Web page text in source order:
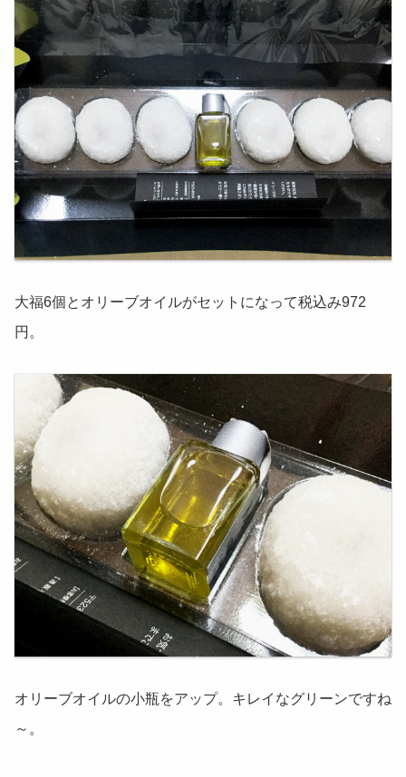
大福6個とオリーブオイルがセットになって税込み972
円。
オリーブオイルの小瓶をアップ。キレイなグリーンですね
～。